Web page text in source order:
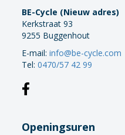
BE-Cycle (Nieuw adres)
Kerkstraat 93
9255 Buggenhout
E-mail:info@be-cycle.com
Tel:0470/57 42 99
Openingsuren